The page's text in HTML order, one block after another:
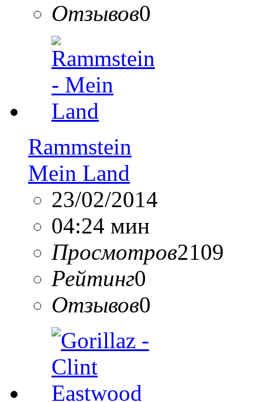
Отзывов0
Rammstein
Mein Land
23/02/2014
04:24 мин
Просмотров2109
Рейтинг0
Отзывов0